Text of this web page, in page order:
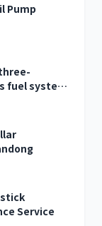
Pump
fuel system
Service